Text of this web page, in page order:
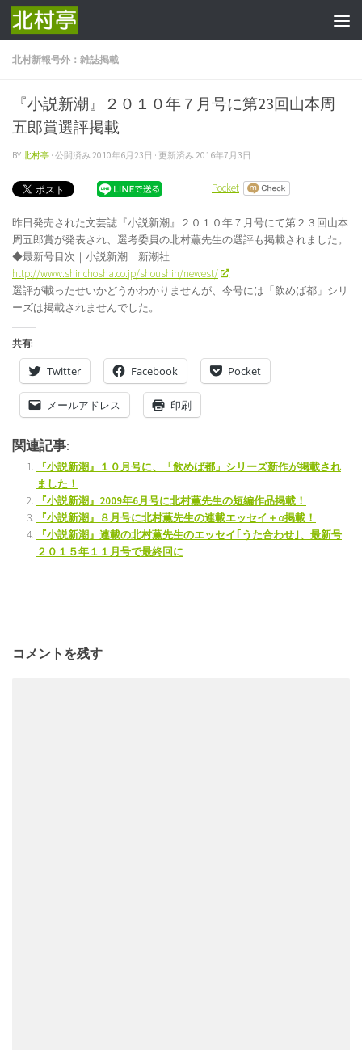
コンテンツへスキップ
北村新報号外：雑誌掲載
『小説新潮』２０１０年７月号に第23回山本周
五郎賞選評掲載
BY北村亭 · 公開済み 2010年6月23日 · 更新済み 2016年7月3日
Pocket
昨日発売された文芸誌『小説新潮』２０１０年７月号にて第２３回山本
周五郎賞が発表され、選考委員の北村薫先生の選評も掲載されました。
◆最新号目次｜小説新潮｜新潮社
http://www.shinchosha.co.jp/shoushin/newest/
選評が載ったせいかどうかわかりませんが、今号には「飲めば都」シリ
ーズは掲載されませんでした。
共有:
Twitter Facebook Pocket
メールアドレス 印刷
関連記事:
『小説新潮』１０月号に、「飲めば都」シリーズ新作が掲載され
ました！
『小説新潮』2009年6月号に北村薫先生の短編作品掲載！
『小説新潮』８月号に北村薫先生の連載エッセイ＋α掲載！
『小説新潮』連載の北村薫先生のエッセイ｢うた合わせ｣、最新号
２０１５年１１月号で最終回に
コメントを残す